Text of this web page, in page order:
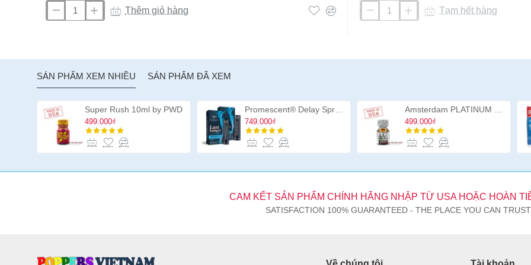
Jr.
Double
Header
inch
Thêm giỏ hàng Tạm hết hàng
SẢN PHẨM XEM NHIỀU SẢN PHẨM ĐÃ XEM
Super Rush 10ml by PWD
499.000₫ 749.000₫ 499.000₫
CAM KẾT SẢN PHẨM CHÍNH HÃNG NHẬP TỪ USA HOẶC HOÀN
SATISFACTION 100% GUARANTEED - THE PLACE YOU CAN TRUST